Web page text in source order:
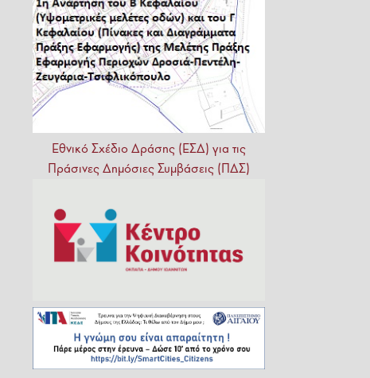
Εθνικό Σχέδιο Δράσης (ΕΣΔ) για τις
Πράσινες Δημόσιες Συμβάσεις (ΠΔΣ)